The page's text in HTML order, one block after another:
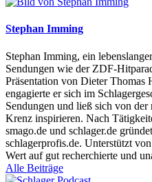
Stephan Imming
Stephan Imming, ein
Sendungen wie der ZDF-
Präsentation von Dieter Thomas
engagierte er sich im
Sendungen und ließ sich von
Krenz inspirieren. Nach
smago.de und schlager.de
schlagerprofis.de. Unterstützt
Wert auf gut recherchierte und
Alle Beiträge